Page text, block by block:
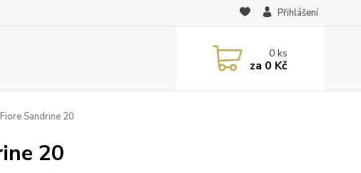
Přihlášení
0ks
za 0 Kč
Sandrine 20
20